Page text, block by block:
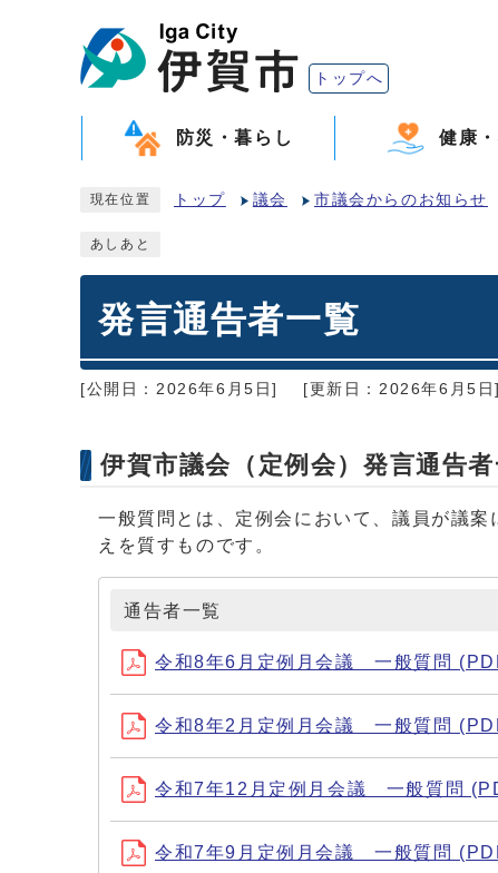
トップへ
防災・暮らし 健康
現在位置 トップ 議会 市議会からのお知らせ
あしあと
発言通告者一覧
[公開日：2026年6月5日] [更新日：2026年6月5日]
伊賀市議会（定例会）発言通告
一般質問とは、定例会において、議員が議
えを質すものです。
通告者一覧
令和8年6月定例月会議 一般質問
令和8年2月定例月会議 一般質問
令和7年12月定例月会議 一般質問
令和7年9月定例月会議 一般質問